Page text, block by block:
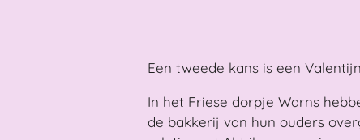
Een tweede kans is een
In het Friese dorpje Warns
de bakkerij van hun ouders